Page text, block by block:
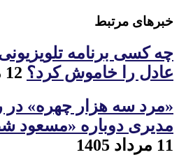
خبرهای مرتبط
عادل را خاموش کرد؟
«مرد سه هزار چهره» در
مدیری دوباره
11 مرداد 1405